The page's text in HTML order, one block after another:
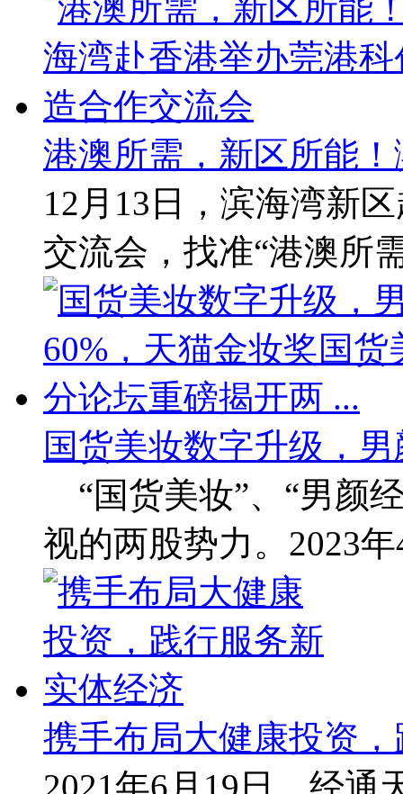
港澳所需，新区所能
12月13日，滨海湾新
交流会，找准“港澳所
国货美妆数字升级，
“国货美妆”、“男颜
视的两股势力。2023
携手布局大健康投资